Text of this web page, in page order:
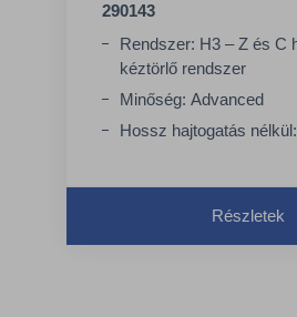
290143
Rendszer: H3 – Z és C
kéztörlő rendszer
Minőség: Advanced
Hossz hajtogatás
Részletek